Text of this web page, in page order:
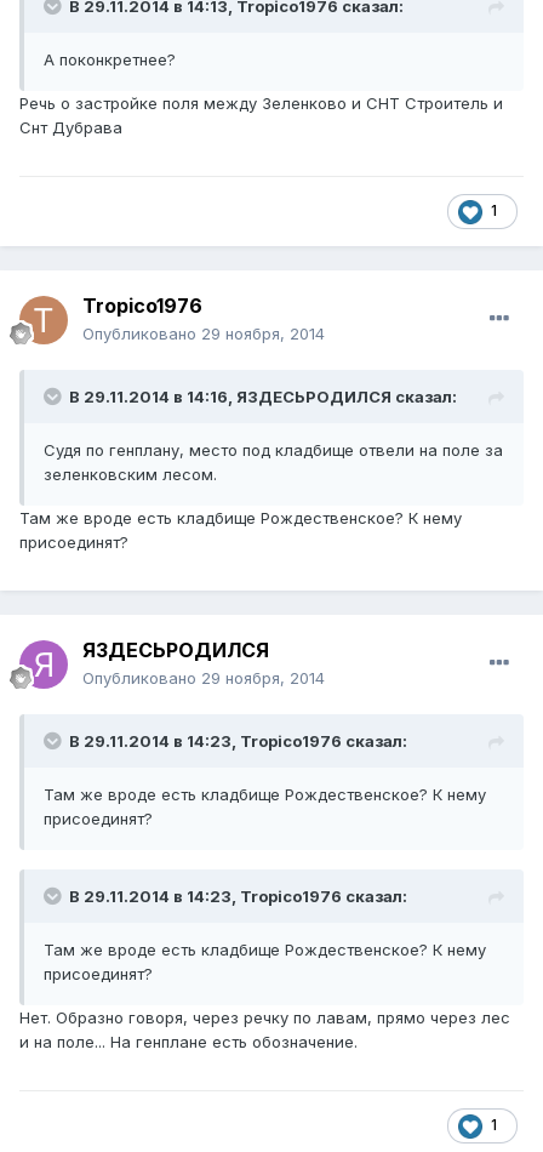
В 29.11.2014 в 14:13, Tropico1976 сказал:
А поконкретнее?
Речь о застройке поля между Зеленково и СНТ Строитель и
Снт Дубрава
1
Tropico1976
Опубликовано 29 ноября, 2014
В 29.11.2014 в 14:16, ЯЗДЕСЬРОДИЛСЯ сказал:
Судя по генплану, место под кладбище отвели на поле за
зеленковским лесом.
Там же вроде есть кладбище Рождественское? К нему
присоединят?
ЯЗДЕСЬРОДИЛСЯ
Опубликовано 29 ноября, 2014
В 29.11.2014 в 14:23, Tropico1976 сказал:
Там же вроде есть кладбище Рождественское? К нему
присоединят?
В 29.11.2014 в 14:23, Tropico1976 сказал:
Там же вроде есть кладбище Рождественское? К нему
присоединят?
Нет. Образно говоря, через речку по лавам, прямо через лес
и на поле... На генплане есть обозначение.
1